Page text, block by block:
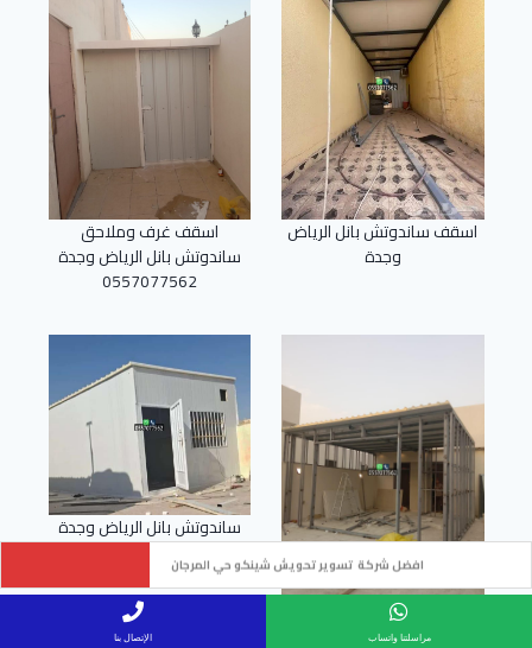
اسقف ساندوتش بانل الرياض
وجدة
اسقف غرف وملاحق
ساندوتش بانل الرياض وجدة
0557077562
اسقف غرف وملاحق
ساندوتش بانل الرياض وجدة
ساندوتش بانل الرياض وجدة
مظلات مواقف حي الاندلس
مراسلتنا واتساب الإتصال بنا